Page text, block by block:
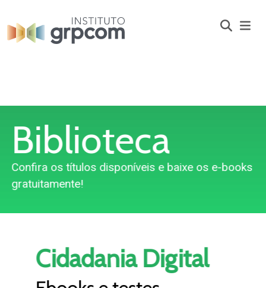
Biblioteca
Confira os títulos disponíveis e baixe os e-books
gratuitamente!
Cidadania Digital